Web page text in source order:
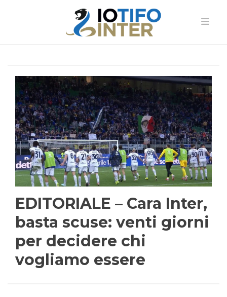
EDITORIALE – Cara Inter,
basta scuse: venti giorni
per decidere chi
vogliamo essere